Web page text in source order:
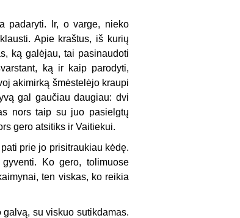
padaryti. Ir, o varge, nieko
Apie kraštus, iš kurių
ką galėjau, tai pasinaudoti
ką ir kaip parodyti,
akimirką šmėstelėjo kraupi
gal gaučiau daugiau: dvi
nors taip su juo pasielgtų
gero atsitiks ir Vaitiekui.
prie jo prisitraukiau kėdę.
Ko gero, tolimuose
ten viskas, ko reikia
su viskuo sutikdamas.